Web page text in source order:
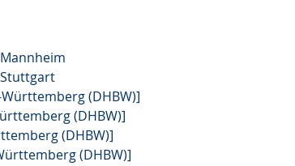
(DHBW)]
(DHBW)]
(DHBW)]
(DHBW)]